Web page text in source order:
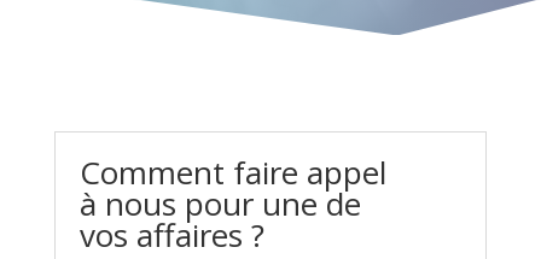
Comment faire appel
à nous pour une de
vos affaires ?